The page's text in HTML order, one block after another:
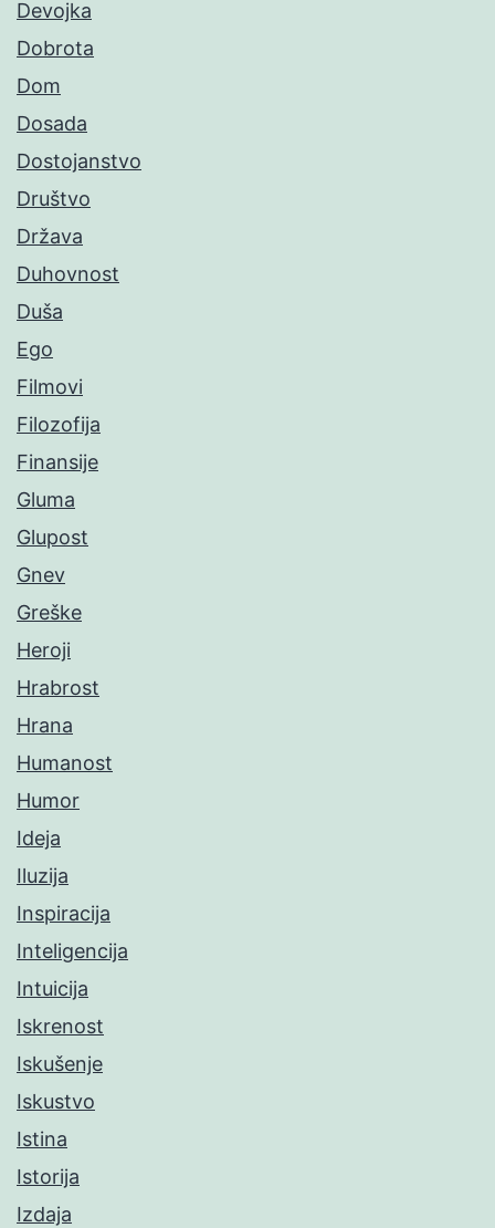
Devojka
Dobrota
Dom
Dosada
Dostojanstvo
Društvo
Država
Duhovnost
Duša
Ego
Filmovi
Filozofija
Finansije
Gluma
Glupost
Gnev
Greške
Heroji
Hrabrost
Hrana
Humanost
Humor
Ideja
Iluzija
Inspiracija
Inteligencija
Intuicija
Iskrenost
Iskušenje
Iskustvo
Istina
Istorija
Izdaja